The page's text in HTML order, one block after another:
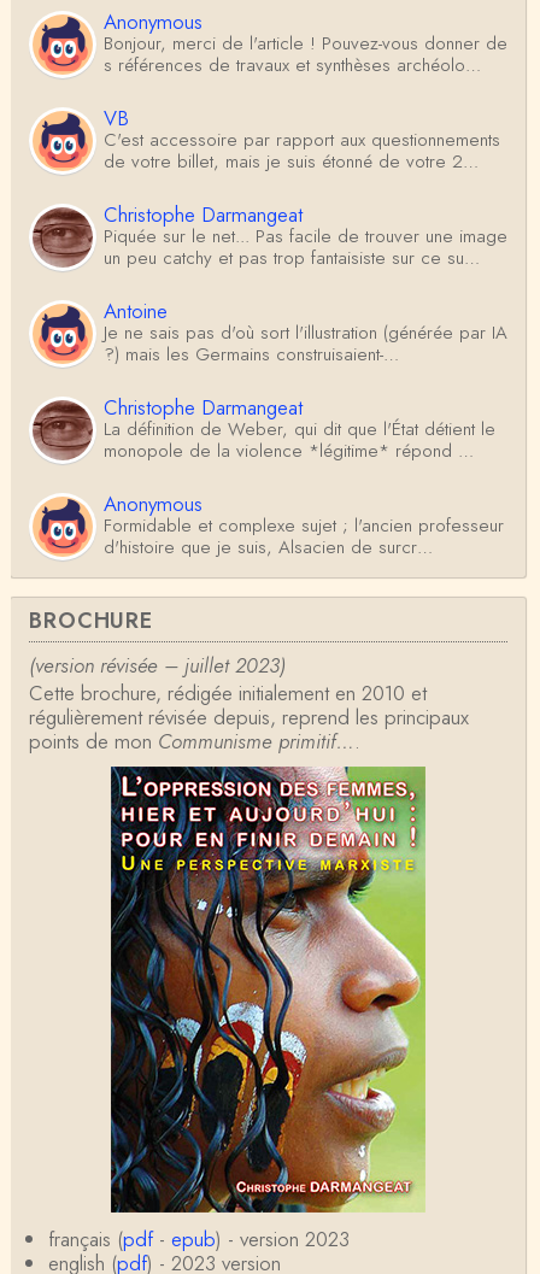
Anonymous
Bonjour, merci de l'article ! Pouvez-vous donner de
s références de travaux et synthèses archéolo…
VB
C'est accessoire par rapport aux questionnements
de votre billet, mais je suis étonné de votre 2…
Christophe Darmangeat
Piquée sur le net... Pas facile de trouver une image
un peu catchy et pas trop fantaisiste sur ce su…
Antoine
Je ne sais pas d'où sort l'illustration (générée par IA
?) mais les Germains construisaient-…
Christophe Darmangeat
La définition de Weber, qui dit que l'État détient le
monopole de la violence *légitime* répond …
Anonymous
Formidable et complexe sujet ; l'ancien professeur
d'histoire que je suis, Alsacien de surcr…
Tangui Przybylowski
Concernant Fustel de Coulanges, j'ai le souvenir
d'avoir lu, il y a près de 10 ans, un autre…
Jean-Paul Demoule
L'Etat ayant donc le monopole de la violence légiti
me, comment interpréter la situation états-un…
Christophe Darmangeat
Je ne sais pas quelle est la couleur de ma ceintur
e, mais je suis bien d'accord avec vous sur le…
Christophe Darmangeat
C'est en effet un bon livre, tout à fait recommandab
le.
ChristianP
J'ai vu aujourd'hui que l'historienne Michelle Zancari
ni-Fournel a elle aussi écrit un e…
Nadine
Ce qui m’a déprimé quant à moi c’est de voir des
erreurs de raisonnement avec mon niveau ceinture
ja…
Momo
Autrement dit, il faut que ces gens perdent leurs fo
rtunes et que l'Etat ne puisse plus les leur…
BROCHURE
(version révisée – juillet 2023)
Cette brochure, rédigée initialement en 2010 et
régulièrement révisée depuis, reprend les principaux
points de mon Communisme primitif….
français (pdf- epub) - version 2023
english (pdf) - 2023 version